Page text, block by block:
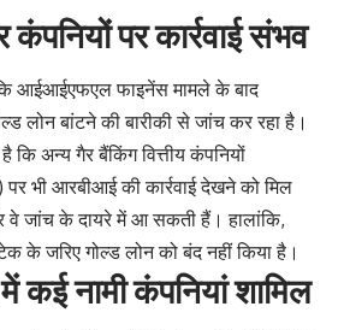
पर कार्रवाई संभव
आईआईएफएल फाइनेंस मामले के बाद
लोन बांटने की बारीकी से जांच कर रहा है।
है कि अन्य गैर बैंकिंग वित्तीय कंपनियों
पर भी आरबीआई की कार्रवाई देखने को मिल
जांच के दायरे में आ सकती हैं। हालांकि,
के जरिए गोल्ड लोन को बंद नहीं किया है।
कई नामी कंपनियां शामिल